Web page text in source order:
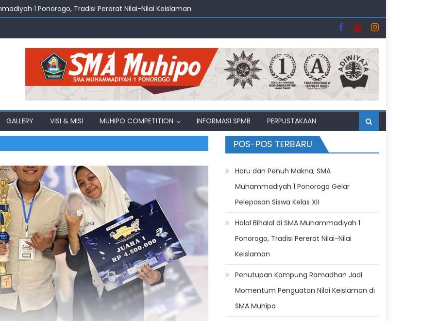
1 Ponorogo, Tradisi Pererat Nilai-Nilai Keislaman
Jadi Momentum Penguatan Nilai Keislaman di SMA Muhipo
Muhammadiyah 1 Ponorogo Gelar Pelepasan Siswa Kelas XII
GALLERY VISI & MISI MUHIPO COMPETITION INFORMASI SPMB PERPUSTAKAAN
POS-POS TERBARU
Haru dan Penuh Makna, SMA
Muhammadiyah 1 Ponorogo Gelar
Pelepasan Siswa Kelas XII
Halal Bihalal di SMA Muhammadiyah 1
Ponorogo, Tradisi Pererat Nilai-Nilai
Keislaman
Penutupan Kampung Ramadhan Jadi
Momentum Penguatan Nilai Keislaman di
SMA Muhipo